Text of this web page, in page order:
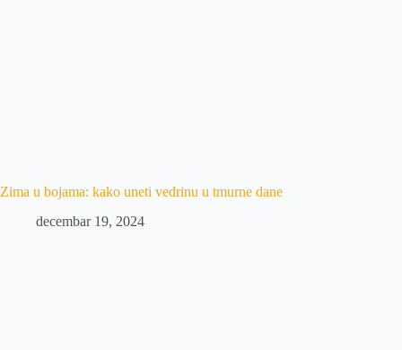
Zima u bojama: kako uneti vedrinu u tmurne dane
decembar 19, 2024